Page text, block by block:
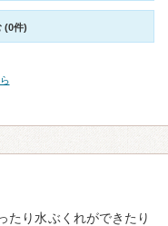
(0件)
たり水ぶくれができたり